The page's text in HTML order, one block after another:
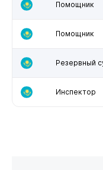
Помощник
Помощник
Резервный
Инспектор